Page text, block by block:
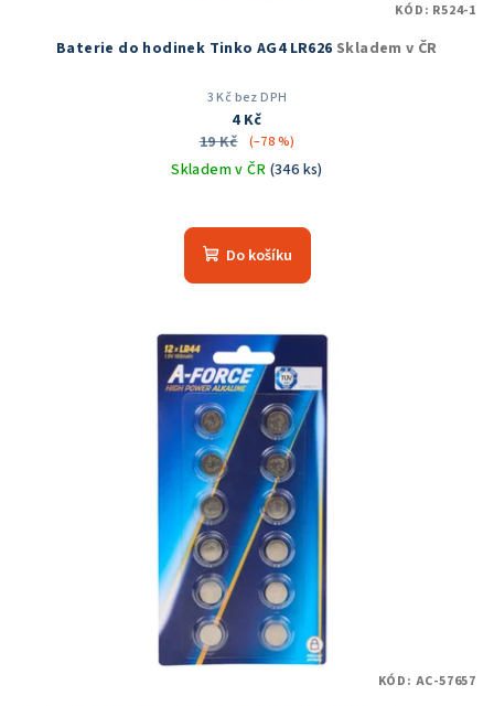
Baterie do hodinek Tinko AG4 LR626 Skladem v ČR
3 Kč bez DPH
4 Kč
19 Kč
(–78 %)
Skladem v ČR (346 ks)
hodnocení
produktu
5
hvězdiček.
Do košíku
KÓD: R524-1
KÓD: AC-57657